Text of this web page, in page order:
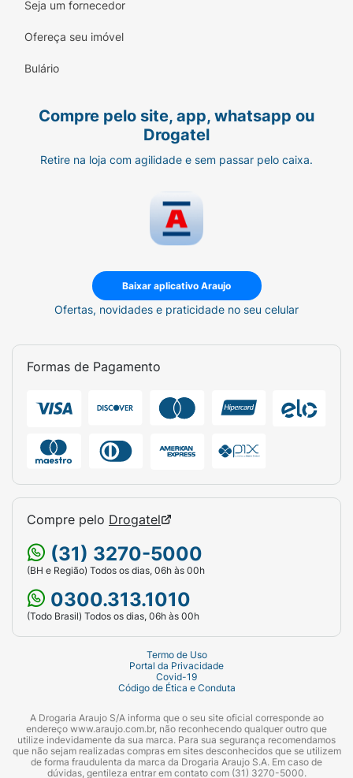
Seja um fornecedor
Ofereça seu imóvel
Bulário
Compre pelo site, app, whatsapp ou
Drogatel
Retire na loja com agilidade e sem passar pelo caixa.
Baixar aplicativo Araujo
Ofertas, novidades e praticidade no seu celular
Formas de Pagamento
Compre pelo Drogatel
(31) 3270-5000
(BH e Região) Todos os dias, 06h às 00h
0300.313.1010
(Todo Brasil) Todos os dias, 06h às 00h
Termo de Uso
Portal da Privacidade
Covid-19
Código de Ética e Conduta
A Drogaria Araujo S/A informa que o seu site oficial corresponde ao
endereço www.araujo.com.br, não reconhecendo qualquer outro que
utilize indevidamente da sua marca. Para sua segurança recomendamos
que não sejam realizadas compras em sites desconhecidos que se utilizem
de forma fraudulenta da marca da Drogaria Araujo S.A. Em caso de
dúvidas, gentileza entrar em contato com (31) 3270-5000.